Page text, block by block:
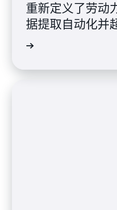
重新定义了劳动
据提取自动化并